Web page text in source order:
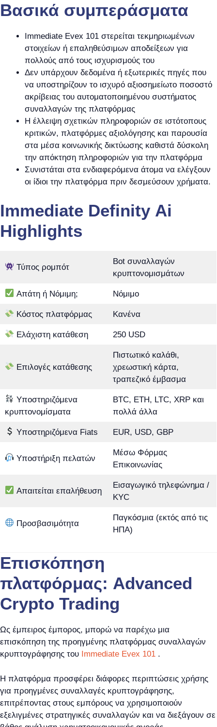
Βασικά συμπεράσματα
Immediate Evex 101 στερείται τεκμηριωμένων
στοιχείων ή επαληθεύσιμων αποδείξεων για
πολλούς από τους ισχυρισμούς του
Δεν υπάρχουν δεδομένα ή εξωτερικές πηγές που
να υποστηρίζουν το ισχυρό αξιοσημείωτο ποσοστό
ακρίβειας του αυτοματοποιημένου συστήματος
συναλλαγών της πλατφόρμας
Η έλλειψη σχετικών πληροφοριών σε ιστότοπους
κριτικών, πλατφόρμες αξιολόγησης και παρουσία
στα μέσα κοινωνικής δικτύωσης καθιστά δύσκολη
την απόκτηση πληροφοριών για την πλατφόρμα
Συνιστάται στα ενδιαφερόμενα άτομα να ελέγξουν
οι ίδιοι την πλατφόρμα πριν δεσμεύσουν χρήματα.
Immediate Definity Ai
Highlights
Τύπος ρομπότ
Bot συναλλαγών
κρυπτονομισμάτων
Απάτη ή Νόμιμη; Νόμιμο
Κόστος πλατφόρμας Κανένα
Ελάχιστη κατάθεση 250 USD
Επιλογές κατάθεσης
Πιστωτικό καλάθι,
χρεωστική κάρτα,
τραπεζικό έμβασμα
Υποστηριζόμενα
κρυπτονομίσματα
BTC, ETH, LTC, XRP και
πολλά άλλα
Υποστηριζόμενα Fiats EUR, USD, GBP
Υποστήριξη πελατών
Μέσω Φόρμας
Επικοινωνίας
Απαιτείται επαλήθευση
Εισαγωγικό τηλεφώνημα /
KYC
Προσβασιμότητα
Παγκόσμια (εκτός από τις
ΗΠΑ)
Επισκόπηση
πλατφόρμας: Advanced
Crypto Trading
Ως έμπειρος έμπορος, μπορώ να παρέχω μια
επισκόπηση της προηγμένης πλατφόρμας συναλλαγών
κρυπτογράφησης του Immediate Evex 101 .
Η πλατφόρμα προσφέρει διάφορες περιπτώσεις χρήσης
για προηγμένες συναλλαγές κρυπτογράφησης,
επιτρέποντας στους εμπόρους να χρησιμοποιούν
εξελιγμένες στρατηγικές συναλλαγών και να διεξάγουν σε